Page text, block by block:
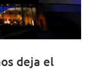
deja el